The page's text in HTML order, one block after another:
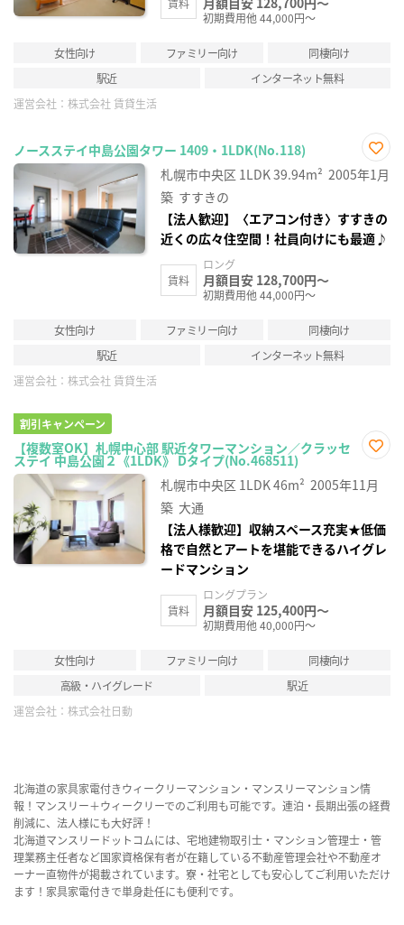
初期費用他 44,000円～
女性向け ファミリー向け
同棲向け
駅近
インターネット無料
運営会社： 株式会社 賃貸生活
ノースステイ中島公園タワー 1409・1LDK(No.118)
お気
に入
札幌市中央区 1LDK39.94m² 2005年1月
築 すすきの
【法人歓迎】〈エアコン付き〉すすきの
近くの広々住空間！社員向けにも最適♪
賃料
ロング
月額目安 128,700円～
初期費用他 44,000円～
女性向け ファミリー向け
同棲向け
駅近
インターネット無料
運営会社： 株式会社 賃貸生活
割引キャンペーン
【複数室OK】札幌中心部 駅近タワーマンション／クラッセ
ステイ 中島公園２《1LDK》 Dタイプ(No.468511)
に入
り登
札幌市中央区 1LDK46m² 2005年11月
築 大通
【法人様歓迎】収納スペース充実★低価
格で自然とアートを堪能できるハイグレ
ードマンション
賃料
ロングプラン
月額目安 125,400円～
初期費用他 40,000円～
女性向け ファミリー向け
同棲向け
高級・ハイグレード
駅近
運営会社： 株式会社日動
北海道の家具家電付きウィークリーマンション・マンスリーマンション情
報！マンスリー＋ウィークリーでのご利用も可能です。連泊・長期出張の経費
削減に、法人様にも大好評！
北海道マンスリードットコムには、宅地建物取引士・マンション管理士・管
理業務主任者など国家資格保有者が在籍している不動産管理会社や不動産オ
ーナー直物件が掲載されています。寮・社宅としても安心してご利用いただけ
ます！家具家電付きで単身赴任にも便利です。